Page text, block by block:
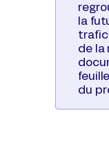
la
de la
du